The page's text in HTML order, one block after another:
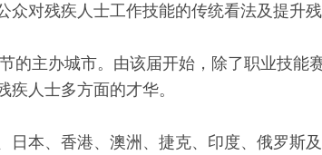
众对残疾人士工作技能的传统看法及提升残
的主办城市。由该届开始，除了职业技能
人士多方面的才华。
日本、香港、澳洲、捷克、印度、俄罗斯